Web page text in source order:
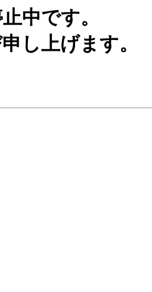
中です。
し上げます。